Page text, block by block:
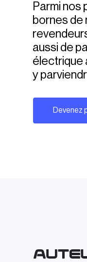
Parmi
bornes de
aussi de
électrique
y
Devenez